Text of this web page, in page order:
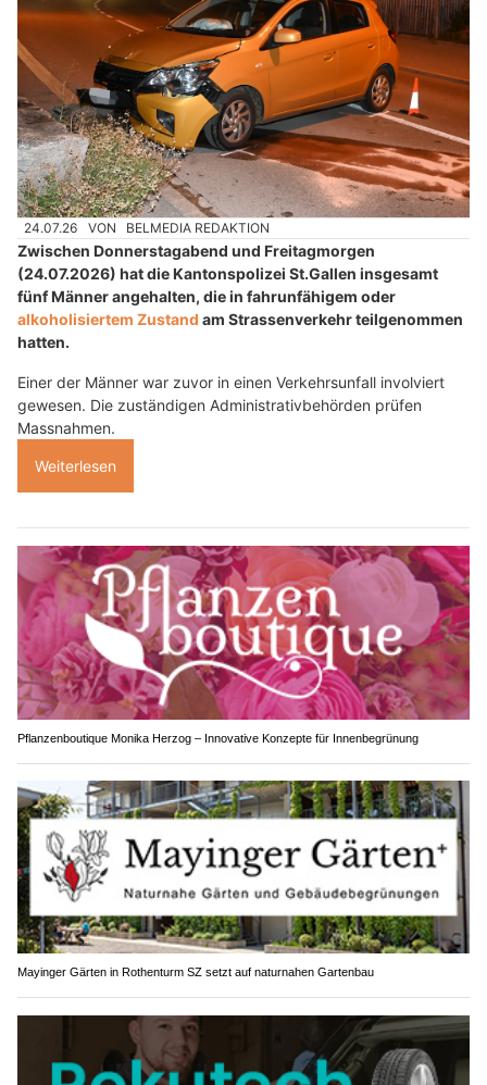
24.07.26 VON BELMEDIA REDAKTION
Zwischen Donnerstagabend und Freitagmorgen
(24.07.2026) hat die Kantonspolizei St.Gallen insgesamt
fünf Männer angehalten, die in fahrunfähigem oder
alkoholisiertem Zustand am Strassenverkehr teilgenommen
hatten.
Einer der Männer war zuvor in einen Verkehrsunfall involviert
gewesen. Die zuständigen Administrativbehörden prüfen
Massnahmen.
Weiterlesen
Pflanzenboutique Monika Herzog – Innovative Konzepte für Innenbegrünung
Mayinger Gärten in Rothenturm SZ setzt auf naturnahen Gartenbau